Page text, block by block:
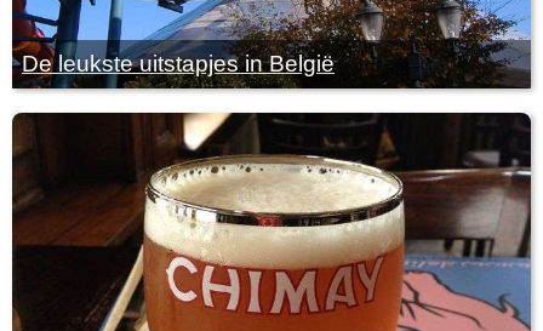
De leukste uitstapjes in België